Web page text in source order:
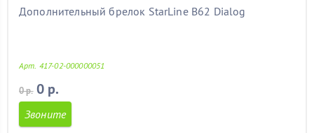
Дополнительный брелок StarLine B62 Dialog
Арт. 417-02-000000051
0 р. 0 р.
Звоните